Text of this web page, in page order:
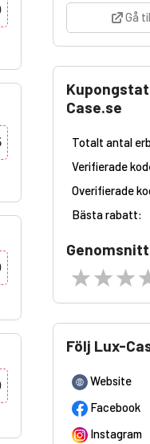
Gå
Case.se
Totalt antal
Verifierade
Overifierade
Bästa rabatt:
Följ Lux-
Website
Facebook
Instagram